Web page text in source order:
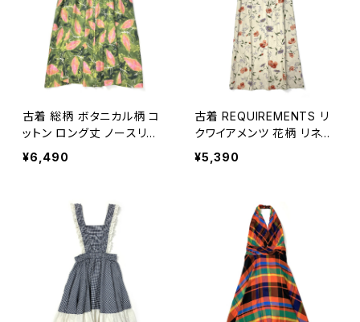
古着 総柄 ボタニカル柄 コ
ットン ロング丈 ノースリー
ブ ワンピース 緑 (oa2607
049)
¥6,490
古着 REQUIREMENTS リ
クワイアメンツ 花柄 リネン
ロング丈 ノースリーブ ワン
ピース ベージュ (oa2607
¥5,390